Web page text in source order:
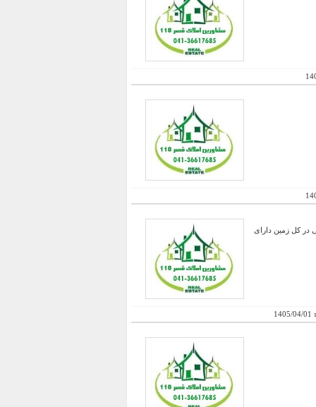
، دارای ابیاری بارانی در کل زمین دارای
1405/04/01